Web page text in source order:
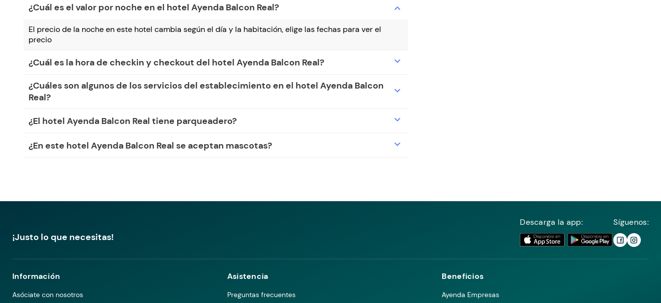
¿Cuál es el valor por noche en el hotel Ayenda Balcon Real? expand_more
El precio de la noche en este hotel cambia según el día y la habitación, elige las fechas para ver el
precio
¿Cuál es la hora de checkin y checkout del hotel Ayenda Balcon Real? expand_more
¿Cuáles son algunos de los servicios del establecimiento en el hotel Ayenda Balcon
Real?
expand_more
¿El hotel Ayenda Balcon Real tiene parqueadero? expand_more
¿En este hotel Ayenda Balcon Real se aceptan mascotas? expand_more
¡Justo lo que necesitas!
Descarga la app: Síguenos:
Información
Asóciate con nosotros
Asistencia
Preguntas frecuentes
Beneficios
Ayenda Empresas